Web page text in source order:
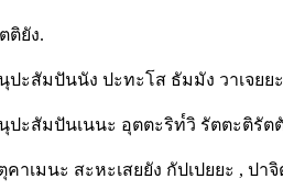
ติยัง.
ะสัมปันนัง ปะทะโส ธัมมัง วาเจยย
ะสัมปันเนนะ อุตตะริท๎วิ รัตตะติรัตตั
าเมนะ สะหะเสยยัง กัปเปยยะ , ปาจิ